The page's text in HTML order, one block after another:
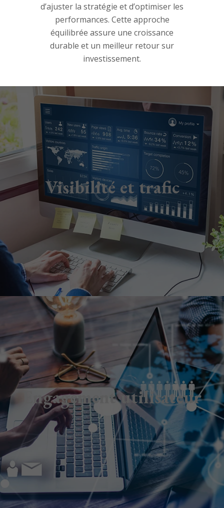
d’ajuster la stratégie et d’optimiser les
performances. Cette approche
équilibrée assure une croissance
durable et un meilleur retour sur
investissement.
Visibilité et trafic
Engagement utilisateur